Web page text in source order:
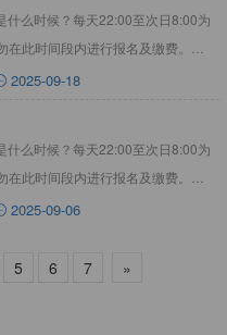
么时候？每天22:00至次日8:00为
此时间段内进行报名及缴费。
江苏
2025-09-18
么时候？每天22:00至次日8:00为
此时间段内进行报名及缴费。
江苏
2025-09-06
5 6 7 »